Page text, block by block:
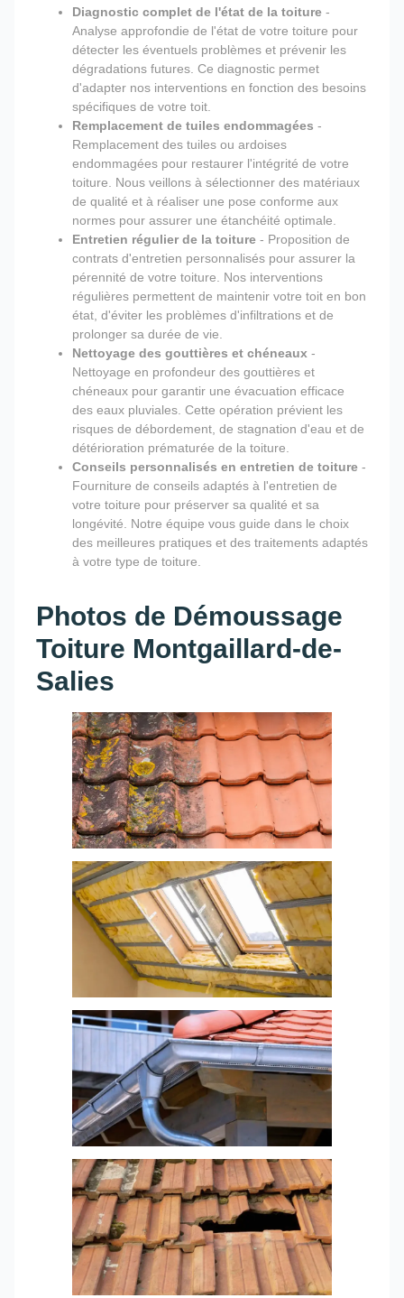
Diagnostic complet de l'état de la toiture -
Analyse approfondie de l'état de votre toiture pour
détecter les éventuels problèmes et prévenir les
dégradations futures. Ce diagnostic permet
d'adapter nos interventions en fonction des besoins
spécifiques de votre toit.
Remplacement de tuiles endommagées -
Remplacement des tuiles ou ardoises
endommagées pour restaurer l'intégrité de votre
toiture. Nous veillons à sélectionner des matériaux
de qualité et à réaliser une pose conforme aux
normes pour assurer une étanchéité optimale.
Entretien régulier de la toiture - Proposition de
contrats d'entretien personnalisés pour assurer la
pérennité de votre toiture. Nos interventions
régulières permettent de maintenir votre toit en bon
état, d'éviter les problèmes d'infiltrations et de
prolonger sa durée de vie.
Nettoyage des gouttières et chéneaux -
Nettoyage en profondeur des gouttières et
chéneaux pour garantir une évacuation efficace
des eaux pluviales. Cette opération prévient les
risques de débordement, de stagnation d'eau et de
détérioration prématurée de la toiture.
Conseils personnalisés en entretien de toiture -
Fourniture de conseils adaptés à l'entretien de
votre toiture pour préserver sa qualité et sa
longévité. Notre équipe vous guide dans le choix
des meilleures pratiques et des traitements adaptés
à votre type de toiture.
Photos de Démoussage
Toiture Montgaillard-de-
Salies